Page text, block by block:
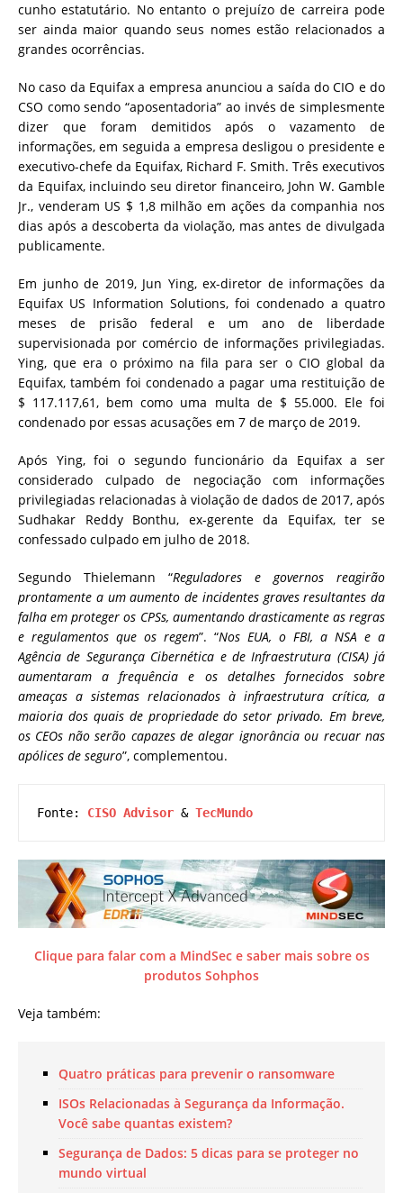
cunho estatutário. No entanto o prejuízo de carreira pode
ser ainda maior quando seus nomes estão relacionados a
grandes ocorrências.
No caso da Equifax a empresa anunciou a saída do CIO e do
CSO como sendo “aposentadoria” ao invés de simplesmente
dizer que foram demitidos após o vazamento de
informações, em seguida a empresa desligou o presidente e
executivo-chefe da Equifax, Richard F. Smith. Três executivos
da Equifax, incluindo seu diretor financeiro, John W. Gamble
Jr., venderam US $ 1,8 milhão em ações da companhia nos
dias após a descoberta da violação, mas antes de divulgada
publicamente.
Em junho de 2019, Jun Ying, ex-diretor de informações da
Equifax US Information Solutions, foi condenado a quatro
meses de prisão federal e um ano de liberdade
supervisionada por comércio de informações privilegiadas.
Ying, que era o próximo na fila para ser o CIO global da
Equifax, também foi condenado a pagar uma restituição de
$ 117.117,61, bem como uma multa de $ 55.000. Ele foi
condenado por essas acusações em 7 de março de 2019.
Após Ying, foi o segundo funcionário da Equifax a ser
considerado culpado de negociação com informações
privilegiadas relacionadas à violação de dados de 2017, após
Sudhakar Reddy Bonthu, ex-gerente da Equifax, ter se
confessado culpado em julho de 2018.
Segundo Thielemann “Reguladores e governos reagirão
prontamente a um aumento de incidentes graves resultantes da
falha em proteger os CPSs, aumentando drasticamente as regras
e regulamentos que os regem”. “Nos EUA, o FBI, a NSA e a
Agência de Segurança Cibernética e de Infraestrutura (CISA) já
aumentaram a frequência e os detalhes fornecidos sobre
ameaças a sistemas relacionados à infraestrutura crítica, a
maioria dos quais de propriedade do setor privado. Em breve,
os CEOs não serão capazes de alegar ignorância ou recuar nas
apólices de seguro”, complementou.
Fonte: CISO Advisor & TecMundo
Clique para falar com a MindSec e saber mais sobre os
produtos Sohphos
Veja também:
Quatro práticas para prevenir o ransomware
ISOs Relacionadas à Segurança da Informação.
Você sabe quantas existem?
Segurança de Dados: 5 dicas para se proteger no
mundo virtual